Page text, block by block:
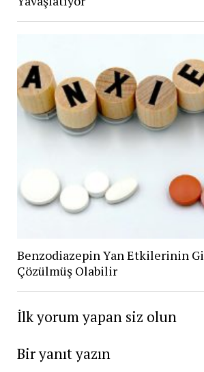
Benzodiazepin Yan Etkilerinin
Çözülmüş Olabilir
İlk yorum yapan siz olun
Bir yanıt yazın